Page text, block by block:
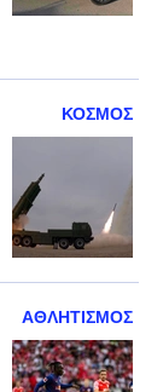
ΚΟΣΜΟΣ
ΑΘΛΗΤΙΣΜΟΣ